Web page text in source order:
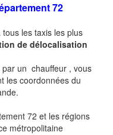
72
tous les taxis les plus
de délocalisation
par un chauffeur , vous
les coordonnées du
72 et les régions
métropolitaine